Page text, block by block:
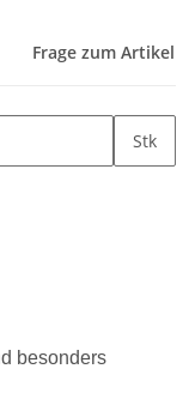
Frage zum Artikel
Stk
besonders